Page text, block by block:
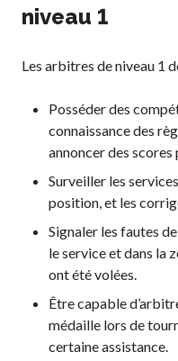
Renouvèlement
concernant l’adhésion
membres
Programme
d’assurance de
Pickleball Canada
Questions
concernant
l’assurance
Qui est assuré ?
niveau 1
Les arbitres de niveau 1
Posséder des
connaissance des
annoncer des scores
Surveiller les
position, et les
Signaler les fautes
le service et dans la
ont été volées.
Être capable
médaille lors de
certaine assistance.